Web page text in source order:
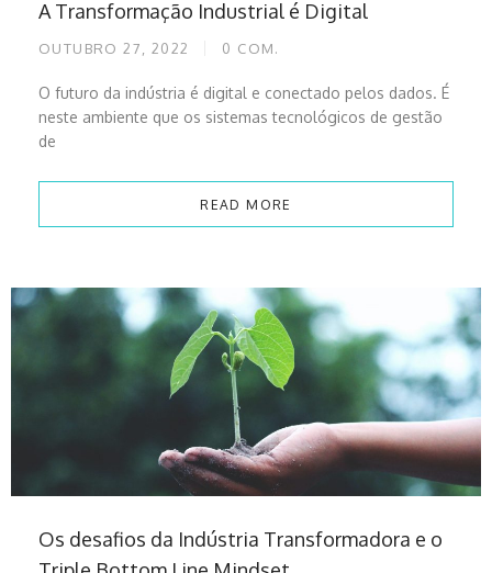
A Transformação Industrial é Digital
OUTUBRO 27, 2022 0 COM.
O futuro da indústria é digital e conectado pelos dados. É
neste ambiente que os sistemas tecnológicos de gestão
de
READ MORE
Os desafios da Indústria Transformadora e o